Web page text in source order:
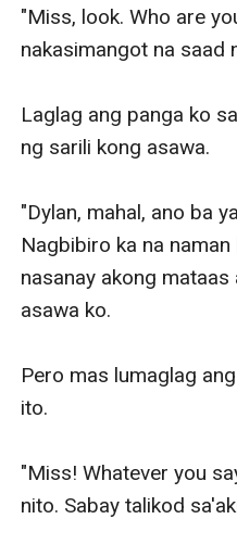
"Miss, look. Who are
nakasimangot na saad
Laglag ang panga ko
ng sarili kong asawa.
"Dylan, mahal, ano ba
Nagbibiro ka na
nasanay akong
asawa ko.
Pero mas lumaglag
ito.
"Miss! Whatever you
nito. Sabay talikod